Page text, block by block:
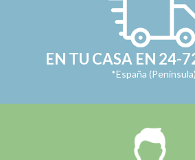
EN TU CASA EN 24-
*España (Península)